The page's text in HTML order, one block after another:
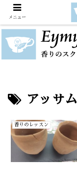
アッサム
香りのレッスン
メニュー